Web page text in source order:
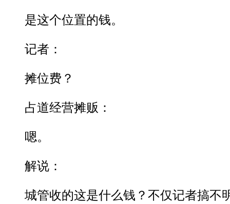
是这个位置的钱。
记者：
摊位费？
占道经营摊贩：
嗯。
解说：
城管收的这是什么钱？不仅记者搞不